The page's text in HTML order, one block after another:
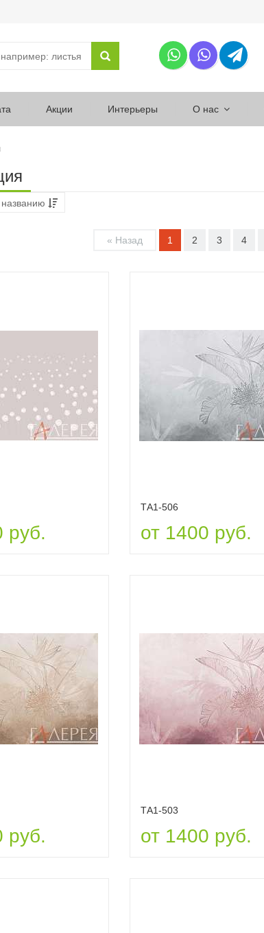
Акции Интерьеры О нас
названию
« Назад 1 2 3 4
руб.
ТА1-506
от 1400 руб.
руб.
ТА1-503
от 1400 руб.